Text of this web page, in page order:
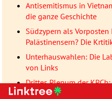
Antisemitismus in
die ganze Geschichte
Südzypern als
Palästinensern? Die
Unterhauswahlen: Die
von Links
Drittes Plenum der
«Selbstständigkeit zu